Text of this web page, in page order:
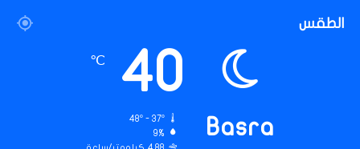
الطقس
Basra
40
℃
48º - 37º
9%